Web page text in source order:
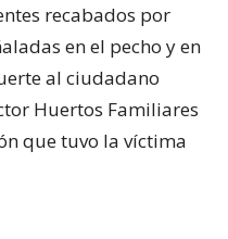
recabados por
en el pecho y en
al ciudadano
Huertos Familiares
que tuvo la víctima